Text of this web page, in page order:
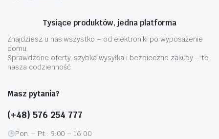
Tysiące produktów, jedna platforma
Znajdziesz u nas wszystko – od elektroniki po wyposażenie
domu.
Sprawdzone oferty, szybka wysyłka i bezpieczne zakupy – to
nasza codzienność.
Masz pytania?
(+48) 576 254 777
Pon. – Pt.: 9:00 – 16:00